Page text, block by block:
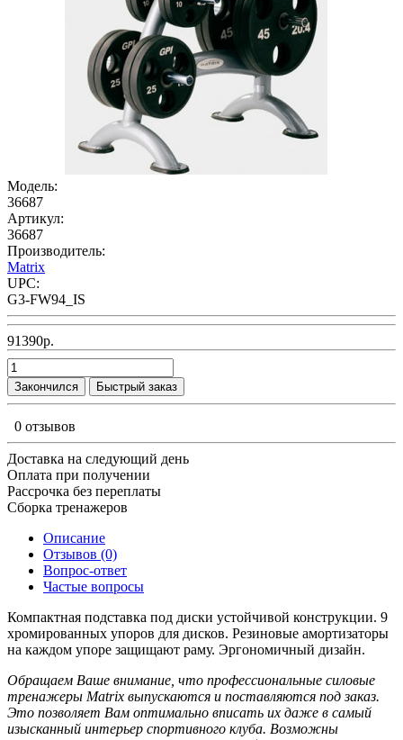
Модель:
36687
Артикул:
36687
Производитель:
Matrix
UPC:
G3-FW94_IS
91390р.
Закончился Быстрый заказ
0 отзывов
Доставка на следующий день
Оплата при получении
Рассрочка без переплаты
Сборка тренажеров
Описание
Отзывов (0)
Вопрос-ответ
Частые вопросы
Компактная подставка под диски устойчивой конструкции. 9
хромированных упоров для дисков. Резиновые амортизаторы
на каждом упоре защищают раму. Эргономичный дизайн.
Обращаем Ваше внимание, что профессиональные силовые
тренажеры Matrix выпускаются и поставляются под заказ.
Это позволяет Вам оптимально вписать их даже в самый
изысканный интерьер спортивного клуба. Возможны